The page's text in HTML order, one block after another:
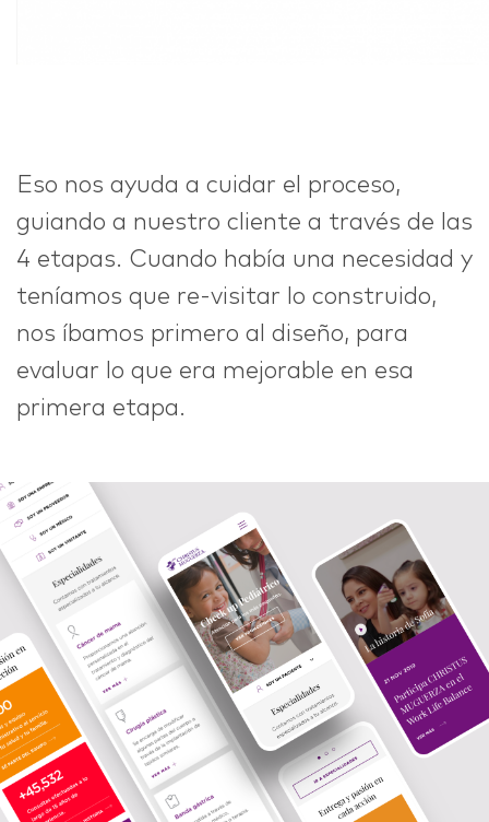
Eso nos ayuda a cuidar el proceso,
guiando a nuestro cliente a través de las
4 etapas. Cuando había una necesidad y
teníamos que re-visitar lo construido,
nos íbamos primero al diseño, para
evaluar lo que era mejorable en esa
primera etapa.